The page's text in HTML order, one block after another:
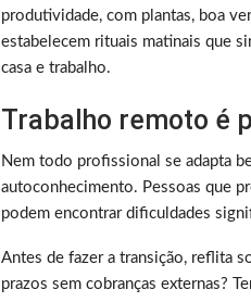
produtividade, com plantas, boa
estabelecem rituais matinais que
casa e trabalho.
Trabalho remoto é
Nem todo profissional se adapta
autoconhecimento. Pessoas que
podem encontrar dificuldades
Antes de fazer a transição, reflita
prazos sem cobranças externas?